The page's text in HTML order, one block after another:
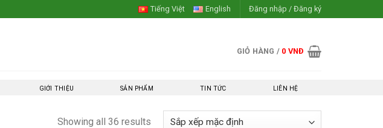
Tiếng Việt English Đăng nhập / Đăng ký
GIỎ HÀNG / 0 VNĐ
GIỚI THIỆU SẢN PHẨM TIN TỨC LIÊN HỆ
Showing all 36 results